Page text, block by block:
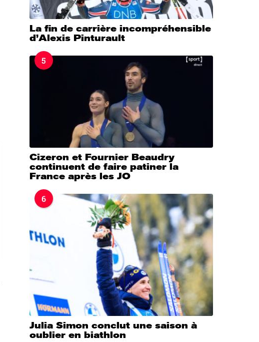
La fin de carrière incompréhensible
d’Alexis Pinturault
5
Cizeron et Fournier Beaudry
continuent de faire patiner la
France après les JO
6
Julia Simon conclut une saison à
oublier en biathlon